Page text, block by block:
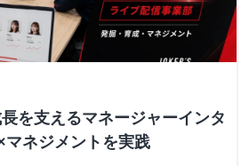
を支えるマネージャーインタ
ネジメントを実践